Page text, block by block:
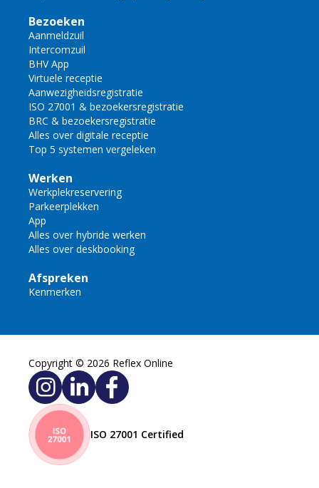
Bezoeken
Aanmeldzuil
Intercomzuil
BHV App
Virtuele receptie
Aanwezigheidsregistratie
ISO 27001 & bezoekersregistratie
BRC & bezoekersregistratie
Alles over digitale receptie
Top 5 systemen vergeleken
Werken
Werkplekreservering
Parkeerplekken
App
Alles over hybride werken
Alles over deskbooking
Afspreken
Kenmerken
Copyright © 2026 Reflex Online
ISO 27001 Certified